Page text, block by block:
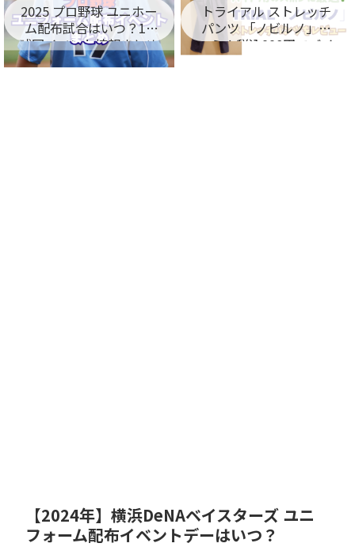
2025 プロ野球 ユニホー
ム配布試合はいつ？12
球団イベント情報まとめ
トライアル ストレッチ
パンツ 「ノビルノ」口
コミ！税込998円でバイ
ト用のズボンに最適！
【2024年】横浜DeNAベイスターズ ユニ
フォーム配布イベントデーはいつ？